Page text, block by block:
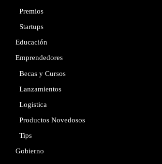
Premios
Startups
Educación
Emprendedores
Becas y Cursos
Lanzamientos
Logistica
Productos Novedosos
Tips
Gobierno